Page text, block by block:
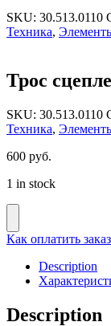
SKU: 30.513.0110
Техника,
Трос
SKU: 30.513.0110
Техника,
600 руб.
1 in stock
Как оплатить
Description
Description